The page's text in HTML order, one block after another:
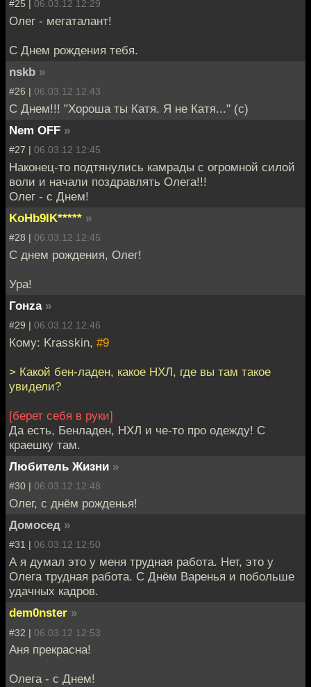
#25 | 06.03.12 12:29
Олег - мегаталант!
С Днем рождения тебя.
nskb »
#26 | 06.03.12 12:43
С Днем!!! "Хороша ты Катя. Я не Катя..." (с)
Nem OFF »
#27 | 06.03.12 12:45
Наконец-то подтянулись камрады с огромной силой
воли и начали поздравлять Олега!!!
Олег - с Днем!
KoHb9IK***** »
#28 | 06.03.12 12:45
С днем рождения, Олег!
Ура!
Гонzа »
#29 | 06.03.12 12:46
Кому: Krasskin, #9
> Какой бен-ладен, какое НХЛ, где вы там такое
увидели?
[берет себя в руки]
Да есть, Бенладен, НХЛ и че-то про одежду! С
краешку там.
Любитель Жизни »
#30 | 06.03.12 12:48
Олег, с днём рожденья!
Домосед »
#31 | 06.03.12 12:50
А я думал это у меня трудная работа. Нет, это у
Олега трудная работа. С Днём Варенья и побольше
удачных кадров.
dem0nster »
#32 | 06.03.12 12:53
Аня прекрасна!
Олега - с Днем!